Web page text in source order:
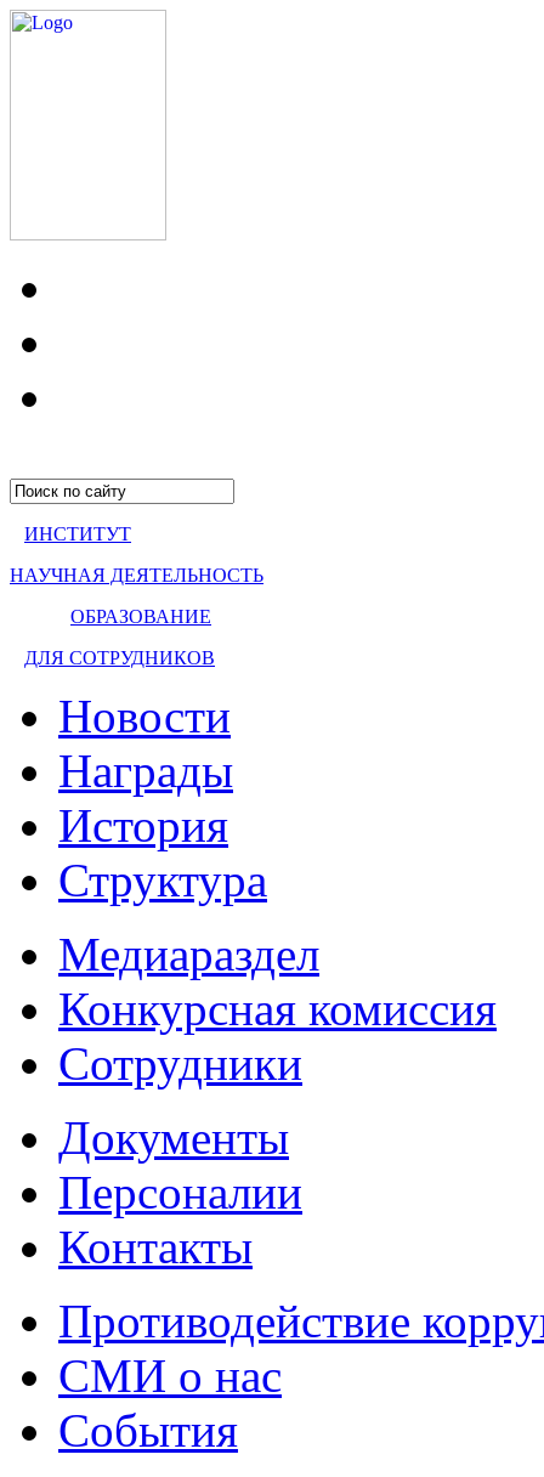
ИНСТИТУТ
НАУЧНАЯ ДЕЯТЕЛЬНОСТЬ
ОБРАЗОВАНИЕ
ДЛЯ СОТРУДНИКОВ
Новости
Награды
История
Структура
Медиараздел
Конкурсная комиссия
Сотрудники
Документы
Персоналии
Контакты
Противодействие
СМИ о нас
События